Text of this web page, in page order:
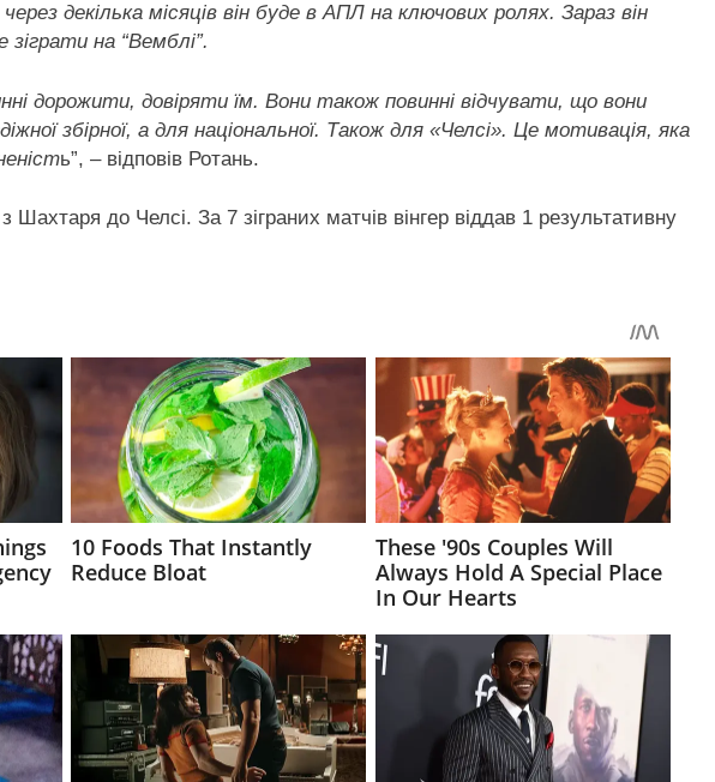
декілька місяців він буде в АПЛ на ключових ролях. Зараз він
на “Вемблі”.
дорожити, довіряти їм. Вони також повинні відчувати, що вони
збірної, а для національної. Також для «Челсі». Це мотивація, яка
ь”, – відповів Ротань.
Шахтаря до Челсі. За 7 зіграних матчів вінгер віддав 1 результативну